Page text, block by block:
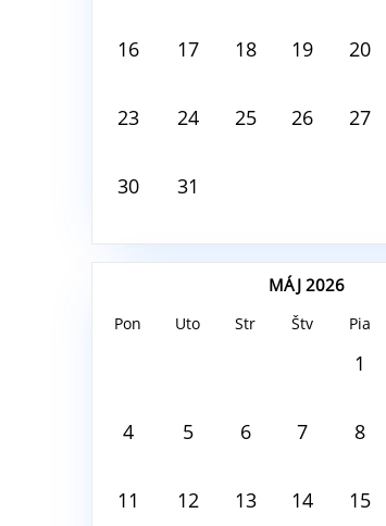
16 17 18 19 20
23 24 25 26 27
30 31
MÁJ 2026
Pon Uto Str Štv Pia
1
4 5 6 7 8
11 12 13 14 15